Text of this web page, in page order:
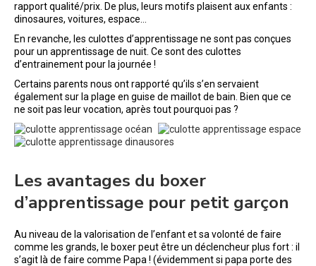
rapport qualité/prix. De plus, leurs motifs plaisent aux enfants :
dinosaures, voitures, espace…
En revanche, les culottes d’apprentissage ne sont pas conçues
pour un apprentissage de nuit. Ce sont des culottes
d’entrainement pour la journée !
Certains parents nous ont rapporté qu’ils s’en servaient
également sur la plage en guise de maillot de bain. Bien que ce
ne soit pas leur vocation, après tout pourquoi pas ?
Les avantages du boxer
d’apprentissage pour petit garçon
Au niveau de la valorisation de l’enfant et sa volonté de faire
comme les grands, le boxer peut être un déclencheur plus fort : il
s’agit là de faire comme Papa ! (évidemment si papa porte des